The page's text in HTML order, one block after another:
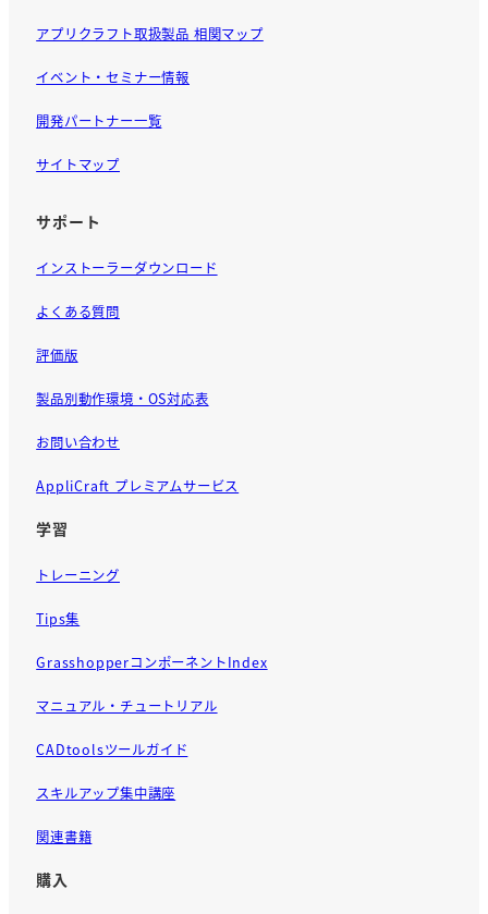
アプリクラフト取扱製品 相関マップ
イベント・セミナー情報
開発パートナー一覧
サイトマップ
サポート
インストーラーダウンロード
よくある質問
評価版
製品別動作環境・OS対応表
お問い合わせ
AppliCraft プレミアムサービス
学習
トレーニング
Tips集
GrasshopperコンポーネントIndex
マニュアル・チュートリアル
CADtoolsツールガイド
スキルアップ集中講座
関連書籍
購入